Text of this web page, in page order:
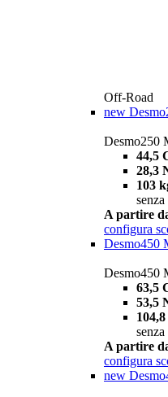
Off-Road
new
Desmo250
44,5
28,3
103
A partire
configura
Desmo450
Desmo450
63,5
53,5
A partire
configura
new